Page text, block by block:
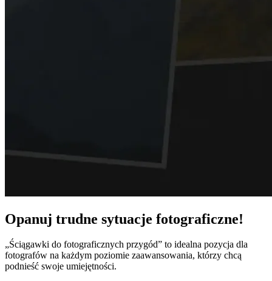
Opanuj trudne sytuacje fotograficzne!
„Ściągawki do fotograficznych przygód” to idealna pozycja dla
fotografów na każdym poziomie zaawansowania, którzy chcą
podnieść swoje umiejętności.